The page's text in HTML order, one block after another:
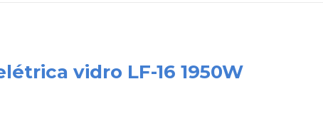
vidro LF-16 1950W